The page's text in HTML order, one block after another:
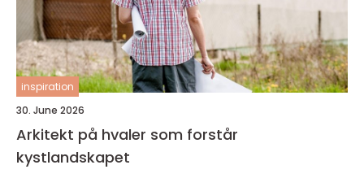
inspiration
30. June 2026
Arkitekt på hvaler som forstår
kystlandskapet